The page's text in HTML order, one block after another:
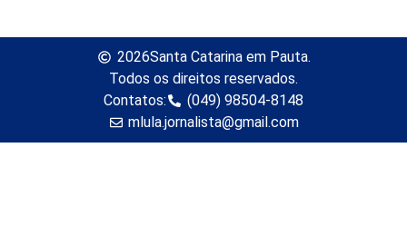
2026Santa Catarina em Pauta.
Todos os direitos reservados.
Contatos:
(049) 98504-8148
mlula.jornalista@gmail.com